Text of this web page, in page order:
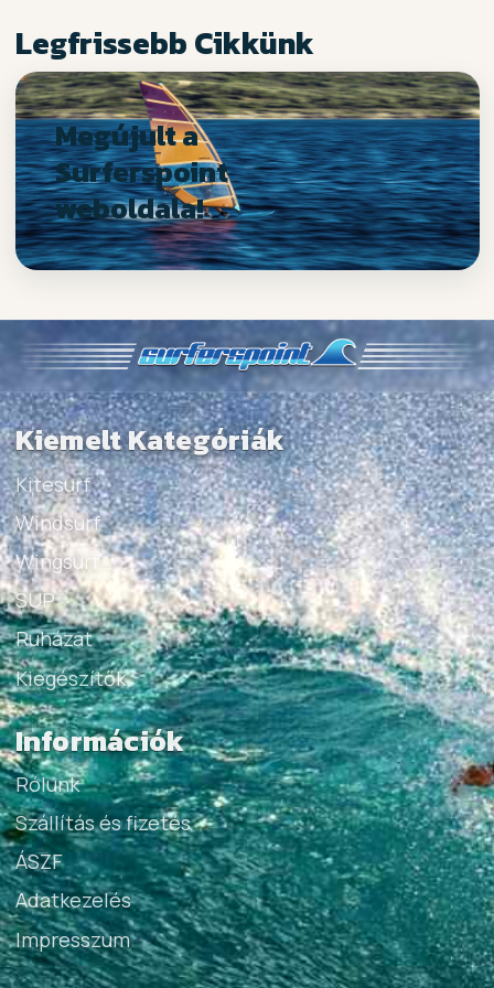
Legfrissebb Cikkünk
Megújult a
Surferspoint
weboldala!
Kiemelt Kategóriák
Kitesurf
Windsurf
Wingsurf
SUP
Ruházat
Kiegészítők
Információk
Rólunk
Szállítás és fizetés
ÁSZF
Adatkezelés
Impresszum